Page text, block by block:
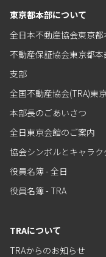
東京都本部について
全日本不動産協会東京都
不動産保証協会東京都本
支部
全国不動産協会(TRA)東
本部長のごあいさつ
全日東京会館のご案内
協会シンボルとキャラク
役員名簿 - 全日
役員名簿 - TRA
TRAについて
TRAからのお知らせ